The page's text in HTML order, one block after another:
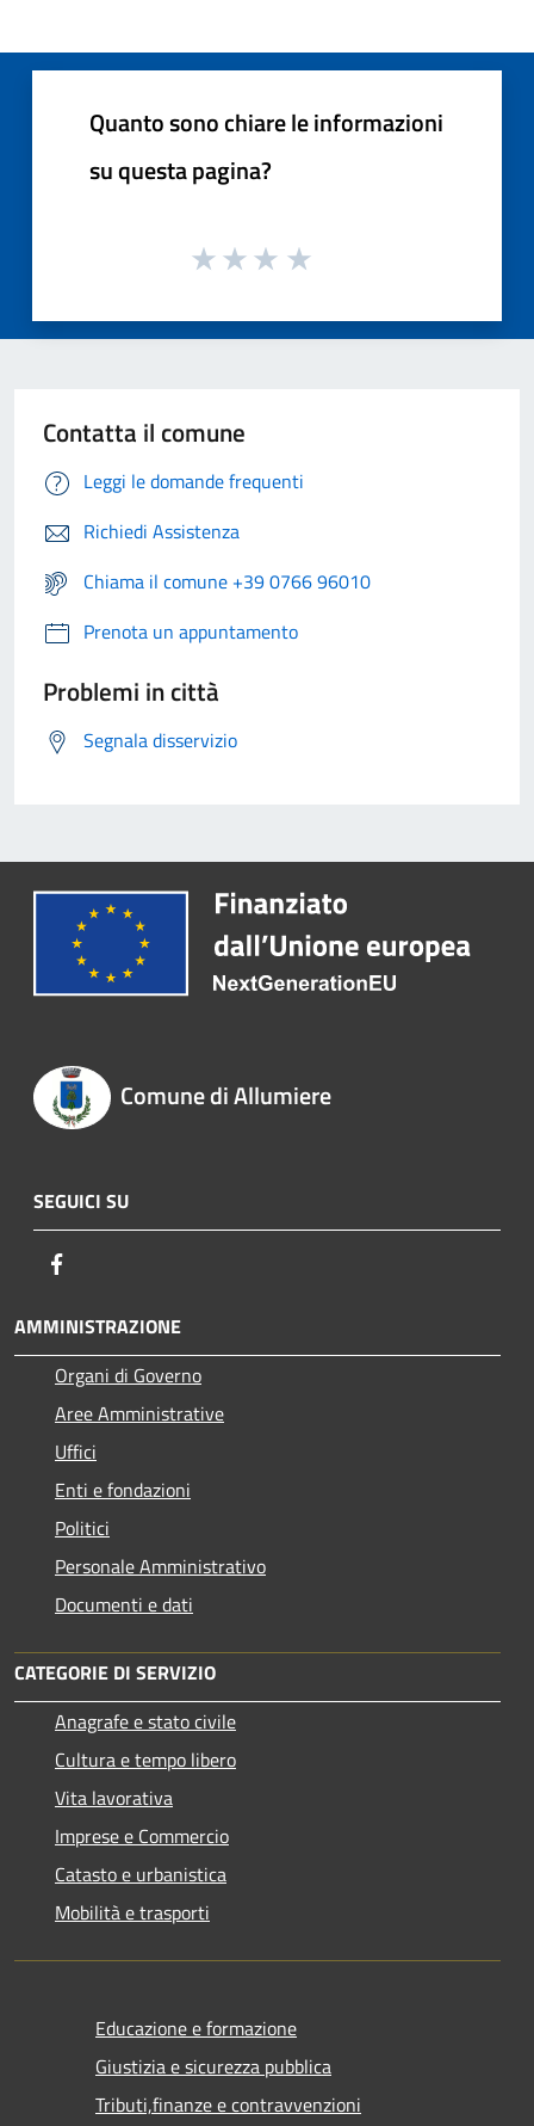
Quanto sono chiare le informazioni
su questa pagina?
Contatta il comune
Leggi le domande frequenti
Richiedi Assistenza
Chiama il comune +39 0766 96010
Prenota un appuntamento
Problemi in città
Segnala disservizio
Comune di Allumiere
SEGUICI SU
AMMINISTRAZIONE
Organi di Governo
Aree Amministrative
Uffici
Enti e fondazioni
Politici
Personale Amministrativo
Documenti e dati
CATEGORIE DI SERVIZIO
Anagrafe e stato civile
Cultura e tempo libero
Vita lavorativa
Imprese e Commercio
Catasto e urbanistica
Mobilità e trasporti
Educazione e formazione
Giustizia e sicurezza pubblica
Tributi,finanze e contravvenzioni